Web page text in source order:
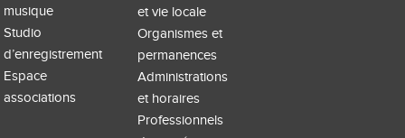
musique
Studio
d’enregistrement
Espace
associations
et vie locale
Organismes et
permanences
Administrations
et horaires
Professionnels